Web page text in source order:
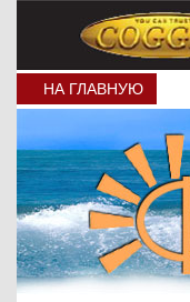
НА ГЛАВНУЮ